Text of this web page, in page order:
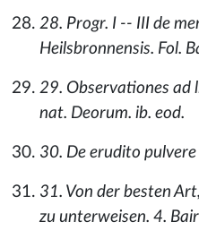
28. Progr. I -- III de
Heilsbronnensis. Fol.
29. Observationes ad
nat. Deorum. ib. eod.
30. De erudito pulvere
31. Von der besten
zu unterweisen. 4.